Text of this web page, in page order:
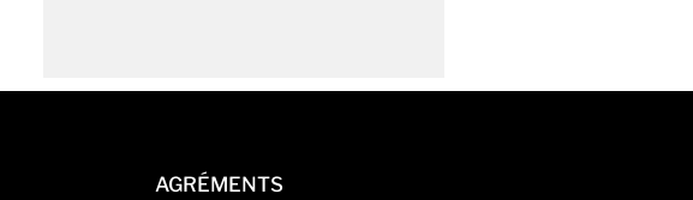
AGRÉMENTS